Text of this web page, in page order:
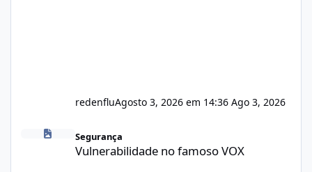
redenfluAgosto 3, 2026 em 14:36 Ago 3, 2026
Vulnerabilidade no famoso VOX
Segurança
Vulnerabilidade no famoso VOX